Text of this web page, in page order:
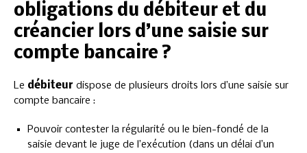
obligations du débiteur et du
créancier lors d’une saisie sur
compte bancaire ?
Le débiteur dispose de plusieurs droits lors d’une saisie sur
compte bancaire :
Pouvoir contester la régularité ou le bien-fondé de la
saisie devant le juge de l’exécution (dans un délai d’un